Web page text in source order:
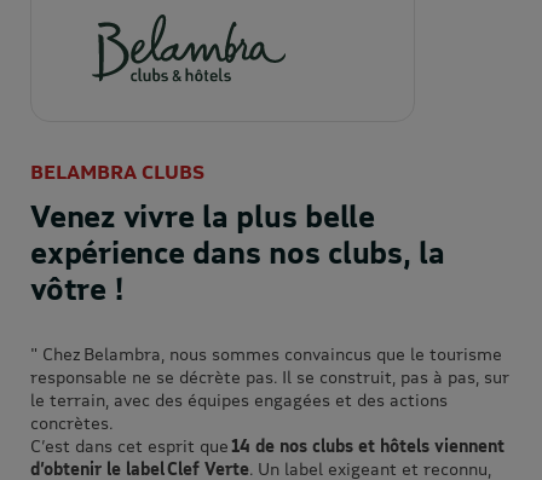
BELAMBRA CLUBS
Venez vivre la plus belle
expérience dans nos clubs, la
vôtre !
" Chez Belambra, nous sommes convaincus que le tourisme
responsable ne se décrète pas. Il se construit, pas à pas, sur
le terrain, avec des équipes engagées et des actions
concrètes.
C’est dans cet esprit que14 de nos clubs et hôtels viennent
d’obtenir le label Clef Verte. Un label exigeant et reconnu,